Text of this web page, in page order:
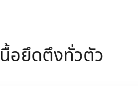
อยึดตึงทั่วตัว